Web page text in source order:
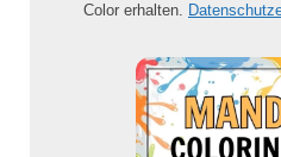
Color erhalten.